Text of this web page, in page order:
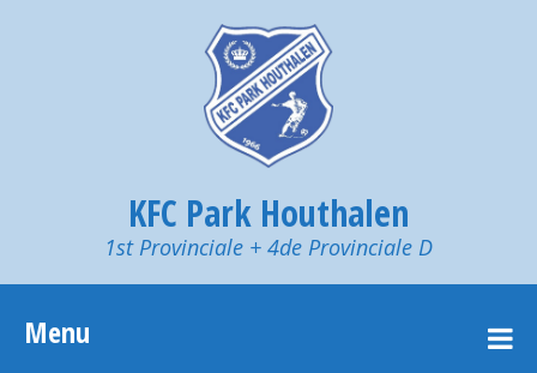
KFC Park Houthalen
1st Provinciale + 4de Provinciale D
Menu